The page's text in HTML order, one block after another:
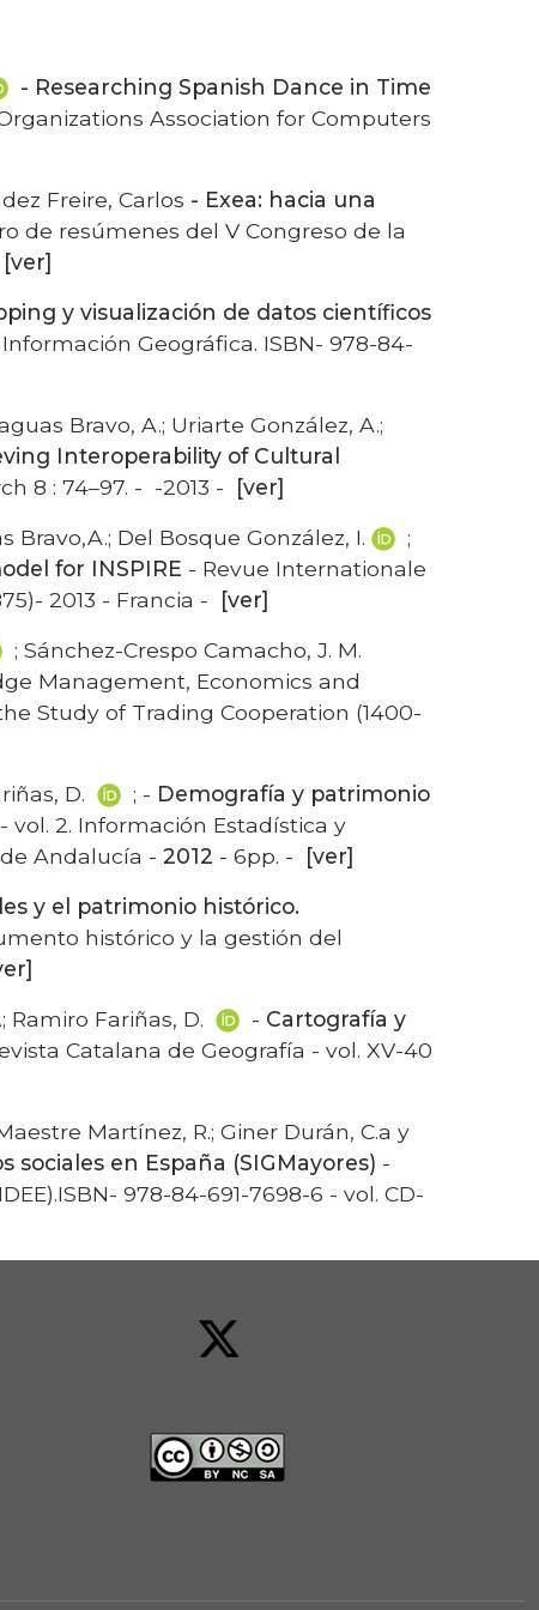
- Researching Spanish Dance in Time
Association for Computers
Freire, Carlos - Exea: hacia una
de resúmenes del V Congreso de la
[ver]
y visualización de datos científicos
Geográfica. ISBN- 978-84-
Bravo, A.; Uriarte González, A.;
Interoperability of Cultural
8 : 74–97. - -2013 -
[ver]
Bravo,A.; Del Bosque González, I.
;
for INSPIRE - Revue Internationale
2013 - Francia -
[ver]
; Sánchez-Crespo Camacho, J. M.
Management, Economics and
Study of Trading Cooperation (1400-
D. ; - Demografía y patrimonio
vol. 2. Información Estadística y
de Andalucía -2012 - 6pp. -
[ver]
y el patrimonio histórico.
histórico y la gestión del
Ramiro Fariñas, D. - Cartografía y
Catalana de Geografía - vol. XV-40
Martínez, R.; Giner Durán, C.a y
en España (SIGMayores) -
978-84-691-7698-6 - vol. CD-